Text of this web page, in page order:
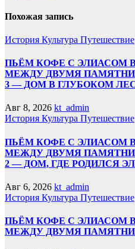
Похожая запись
История Культура Путешествие
ПЬЁМ КОФЕ С ЭЛИАСОМ
МЕЖДУ ДВУМЯ
3 — ДОМ В ГЛУБОКОМ
Авг 8, 2026 kt_admin
История Культура Путешествие
ПЬЁМ КОФЕ С ЭЛИАСОМ
МЕЖДУ ДВУМЯ
2 — ДОМ, ГДЕ РОДИЛСЯ
Авг 6, 2026 kt_admin
История Культура Путешествие
ПЬЁМ КОФЕ С ЭЛИАСОМ
МЕЖДУ ДВУМЯ